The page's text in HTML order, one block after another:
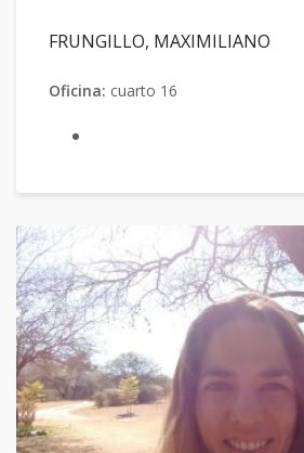
FRUNGILLO, MAXIMILIANO
Oficina: cuarto 16